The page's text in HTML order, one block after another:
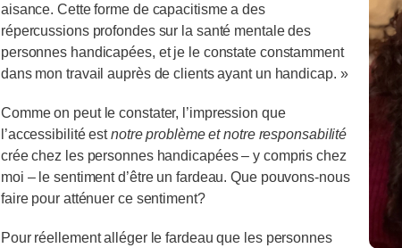
aisance. Cette forme de capacitisme a des
répercussions profondes sur la santé mentale des
personnes handicapées, et je le constate constamment
dans mon travail auprès de clients ayant un handicap. »
Comme on peut le constater, l’impression que
l’accessibilité estnotre problème et notre responsabilité
crée chez les personnes handicapées – y compris chez
moi – le sentiment d’être un fardeau. Que pouvons-nous
faire pour atténuer ce sentiment?
Pour réellement alléger le fardeau que les personnes